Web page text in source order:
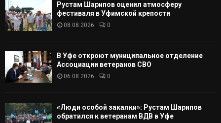
Рустам Шарипов оценил атмосферу
фестиваля в Уфимской крепости
08.08.2026 0
В Уфе откроют муниципальное отделение
Ассоциации ветеранов СВО
06.08.2026 0
«Люди особой закалки»: Рустам Шарипов
обратился к ветеранам ВДВ в Уфе